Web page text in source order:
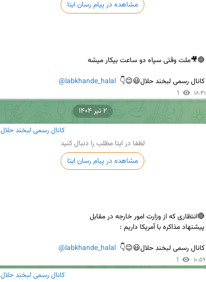
مشاهده در پیام رسان ایتا
کانال رسمی لبخند حلال😃😉👇 @labkhande_halal
1 ۱۸:۴۱
کانال رسمی لبخند حلال
لطفا در ایتا مطلب را دنبال کنید
مشاهده در پیام رسان ایتا
کانال رسمی لبخند حلال😃😉👇 @labkhande_halal
1 ۱۰:۵۹
۲ تیر ۱۴۰۴
کانال رسمی لبخند حلال